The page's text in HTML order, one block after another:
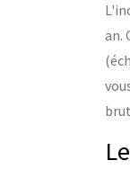
an.